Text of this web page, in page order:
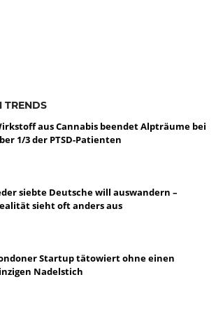
TRENDS
aus Cannabis beendet Alpträume bei
1/3 der PTSD-Patienten
siebte Deutsche will auswandern –
sieht oft anders aus
Startup tätowiert ohne einen
Nadelstich